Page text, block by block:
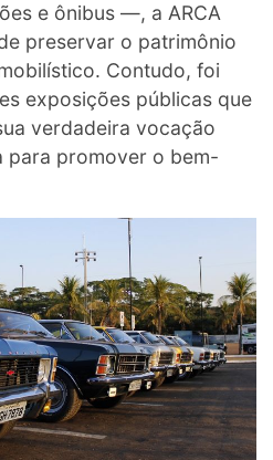
e ônibus —, a ARCA
preservar o patrimônio
Contudo, foi
exposições públicas que
verdadeira vocação
para promover o bem-